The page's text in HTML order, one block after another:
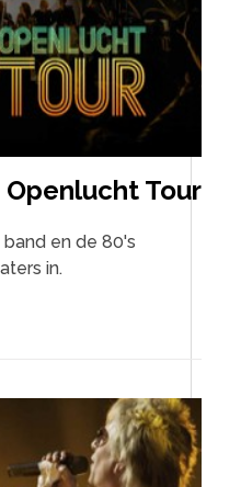
Openlucht Tour
en de 80's
in.